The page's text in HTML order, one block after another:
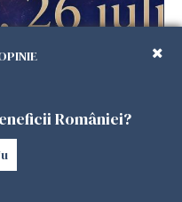
Astrele
României?